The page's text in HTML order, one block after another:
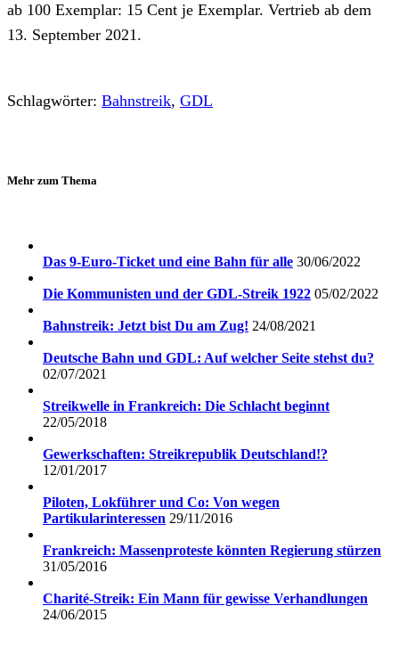
ab 100 Exemplar: 15 Cent je Exemplar. Vertrieb ab dem
13. September 2021.
Schlagwörter: Bahnstreik, GDL
Mehr zum Thema
Das 9-Euro-Ticket und eine Bahn für alle 30/06/2022
Die Kommunisten und der GDL-Streik 1922 05/02/2022
Bahnstreik: Jetzt bist Du am Zug! 24/08/2021
Deutsche Bahn und GDL: Auf welcher Seite stehst du?
02/07/2021
Streikwelle in Frankreich: Die Schlacht beginnt
22/05/2018
Gewerkschaften: Streikrepublik Deutschland!?
12/01/2017
Piloten, Lokführer und Co: Von wegen
Partikularinteressen 29/11/2016
Frankreich: Massenproteste könnten Regierung stürzen
31/05/2016
Charité-Streik: Ein Mann für gewisse Verhandlungen
24/06/2015